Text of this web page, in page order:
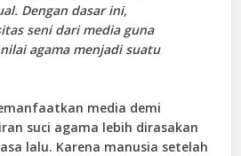
Dengan dasar ini,
seni dari media guna
agama menjadi suatu
media demi
suci agama lebih dirasakan
lalu. Karena manusia setelah